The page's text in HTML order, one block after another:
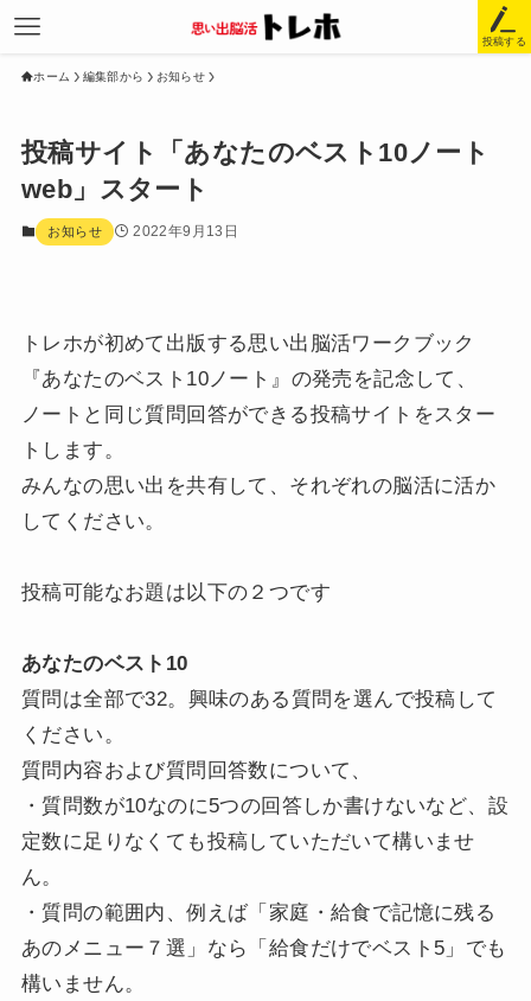
投稿する
ホーム 編集部から お知らせ
投稿サイト「あなたのベスト10ノート
web」スタート
お知らせ 2022年9月13日
トレホが初めて出版する思い出脳活ワークブック
『あなたのベスト10ノート』の発売を記念して、
ノートと同じ質問回答ができる投稿サイトをスター
トします。
みんなの思い出を共有して、それぞれの脳活に活か
してください。
投稿可能なお題は以下の２つです
あなたのベスト10
質問は全部で32。興味のある質問を選んで投稿して
ください。
質問内容および質問回答数について、
・質問数が10なのに5つの回答しか書けないなど、設
定数に足りなくても投稿していただいて構いませ
ん。
・質問の範囲内、例えば「家庭・給食で記憶に残る
あのメニュー７選」なら「給食だけでベスト5」でも
構いません。